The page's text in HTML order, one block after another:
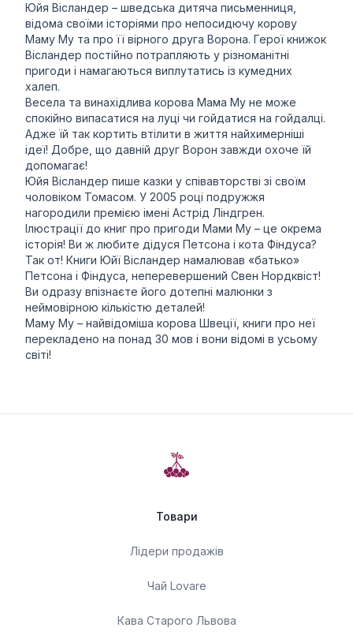
Юйя Вісландер – шведська дитяча письменниця,
відома своїми історіями про непосидючу корову
Маму Му та про її вірного друга Ворона. Герої книжок
Вісландер постійно потрапляють у різноманітні
пригоди і намагаються виплутатись із кумедних
халеп.
Весела та винахідлива корова Мама Му не може
спокійно випасатися на луці чи гойдатися на гойдалці.
Адже їй так кортить втілити в життя найхимерніші
ідеї! Добре, що давній друг Ворон завжди охоче їй
допомагає!
Юйя Вісландер пише казки у співавторстві зі своїм
чоловіком Томасом. У 2005 році подружжя
нагородили премією імені Астрід Ліндгрен.
Ілюстрації до книг про пригоди Мами Му – це окрема
історія! Ви ж любите дідуся Петсона і кота Фіндуса?
Так от! Книги Юйї Вісландер намалював «батько»
Петсона і Фіндуса, неперевершений Свен Нордквіст!
Ви одразу впізнаєте його дотепні малюнки з
неймовірною кількістю деталей!
Маму Му – найвідоміша корова Швеції, книги про неї
перекладено на понад 30 мов і вони відомі в усьому
світі!
Товари
Лідери продажів
Чай Lovare
Кава Старого Львова